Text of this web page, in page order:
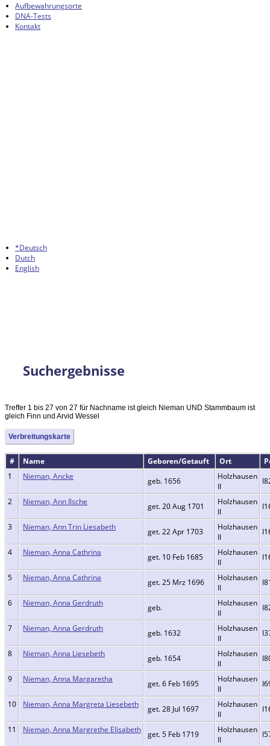
Aufbewahrungsorte
DNA-Tests
Kontakt
*Deutsch
Dutch
English
Suchergebnisse
Treffer 1 bis 27 von 27 für Nachname ist gleich Nieman UND Stammbaum ist
gleich Finn und Arvid Wessel
Verbreitungskarte
# Name Geboren/Getauft Ort
1
Nieman, Ancke geb. 1656
Holzhausen
II
2
Nieman, Ann Ilsche get. 20 Aug 1701
Holzhausen
II
3
Nieman, Ann Trin Liesabeth get. 22 Apr 1703
Holzhausen
II
4
Nieman, Anna Cathrina get. 10 Feb 1685
Holzhausen
II
5
Nieman, Anna Cathrina get. 25 Mrz 1696
Holzhausen
II
6
Nieman, Anna Gerdruth geb.
Holzhausen
II
7
Nieman, Anna Gerdruth geb. 1632
Holzhausen
II
8
Nieman, Anna Liesebeth geb. 1654
Holzhausen
II
9
Nieman, Anna Margaretha get. 6 Feb 1695
Holzhausen
II
10
Nieman, Anna Margreta Liesebeth get. 28 Jul 1697
Holzhausen
II
11
Nieman, Anna Margrethe Elisabeth get. 5 Feb 1719
Holzhausen
II